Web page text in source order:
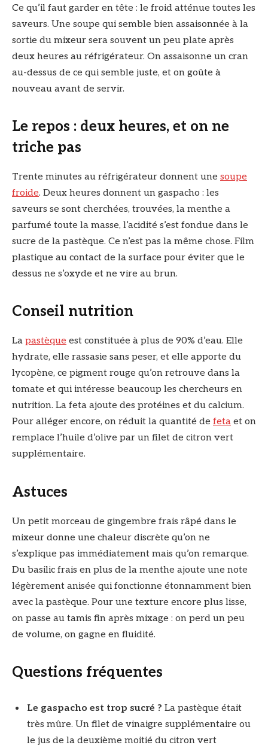
Ce qu’il faut garder en tête : le froid atténue toutes les
saveurs. Une soupe qui semble bien assaisonnée à la
sortie du mixeur sera souvent un peu plate après
deux heures au réfrigérateur. On assaisonne un cran
au-dessus de ce qui semble juste, et on goûte à
nouveau avant de servir.
Le repos : deux heures, et on ne
triche pas
Trente minutes au réfrigérateur donnent une soupe
froide. Deux heures donnent un gaspacho : les
saveurs se sont cherchées, trouvées, la menthe a
parfumé toute la masse, l’acidité s’est fondue dans le
sucre de la pastèque. Ce n’est pas la même chose. Film
plastique au contact de la surface pour éviter que le
dessus ne s’oxyde et ne vire au brun.
Conseil nutrition
La pastèque est constituée à plus de 90% d’eau. Elle
hydrate, elle rassasie sans peser, et elle apporte du
lycopène, ce pigment rouge qu’on retrouve dans la
tomate et qui intéresse beaucoup les chercheurs en
nutrition. La feta ajoute des protéines et du calcium.
Pour alléger encore, on réduit la quantité de feta et on
remplace l’huile d’olive par un filet de citron vert
supplémentaire.
Astuces
Un petit morceau de gingembre frais râpé dans le
mixeur donne une chaleur discrète qu’on ne
s’explique pas immédiatement mais qu’on remarque.
Du basilic frais en plus de la menthe ajoute une note
légèrement anisée qui fonctionne étonnamment bien
avec la pastèque. Pour une texture encore plus lisse,
on passe au tamis fin après mixage : on perd un peu
de volume, on gagne en fluidité.
Questions fréquentes
Le gaspacho est trop sucré ? La pastèque était
très mûre. Un filet de vinaigre supplémentaire ou
le jus de la deuxième moitié du citron vert